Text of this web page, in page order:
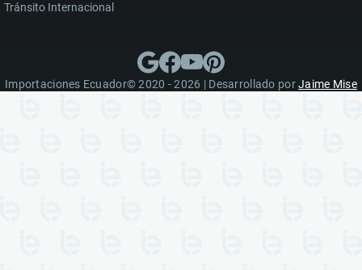
Tránsito Internacional
Importaciones Ecuador© 2020 - 2026 | Desarrollado porJaime Mise